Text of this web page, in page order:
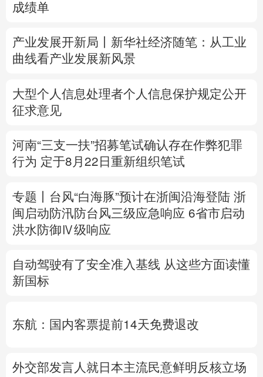
Русский язык
成绩单
产业发展开新局丨 新华社经济随笔：从工业
曲线看产业发展新风景
大型个人信息处理者个人信息保护规定公开
征求意见
河南“三支一扶”招募笔试确认存在作弊犯罪
行为 定于8月22日重新组织笔试
专题丨 台风“白海豚”预计在浙闽沿海登陆 浙
闽启动防汛防台风三级应急响应 6省市启动
洪水防御Ⅳ级响应
自动驾驶有了安全准入基线 从这些方面读懂
新国标
东航：国内客票提前14天免费退改
外交部发言人就日本主流民意鲜明反核立场